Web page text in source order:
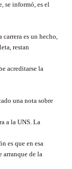
se informó, es el
es un hecho,
restan
acreditarse la
una nota sobre
a la UNS. La
es que en esa
arranque de la